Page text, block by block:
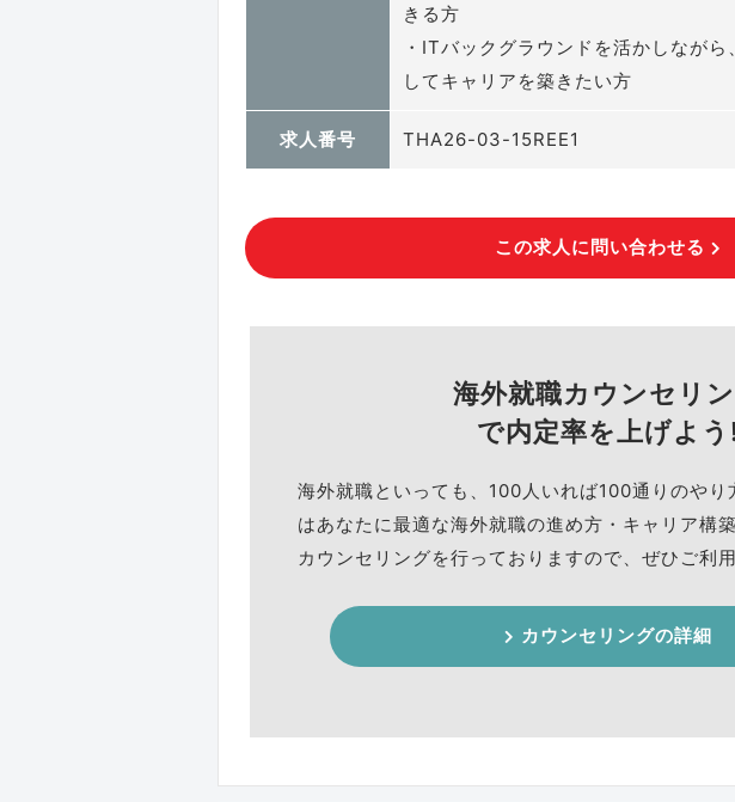
きる方
・ITバックグラウンドを活かしなが
してキャリアを築きたい方
求人番号 THA26-03-15REE1
この求人に問い合わせる
海外就職カウンセリ
で内定率を上げよう
海外就職といっても、100人いれば100通りのや
はあなたに最適な海外就職の進め方・キャリア構
カウンセリングを行っておりますので、ぜひご利用
カウンセリングの詳細